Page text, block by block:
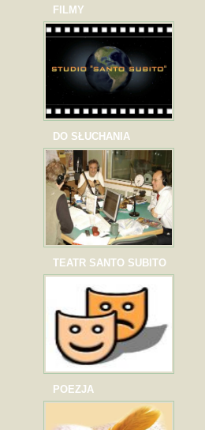
FILMY
DO SŁUCHANIA
TEATR SANTO SUBITO
POEZJA